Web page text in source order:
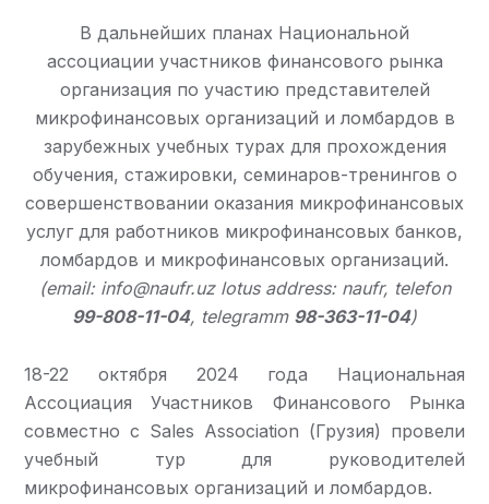
В дальнейших планах Национальной
ассоциации участников финансового рынка
организация по участию представителей
микрофинансовых организаций и ломбардов в
зарубежных учебных турах для прохождения
обучения, стажировки, семинаров-тренингов о
совершенствовании оказания микрофинансовых
услуг для работников микрофинансовых банков,
ломбардов и микрофинансовых организаций.
(email: info@naufr.uz lotus address: naufr, telefon
99-808-11-04, telegramm 98-363-11-04)
18-22 октября 2024 года Национальная
Ассоциация Участников Финансового Рынка
совместно с Sales Association (Грузия) провели
учебный тур для руководителей
микрофинансовых организаций и ломбардов.